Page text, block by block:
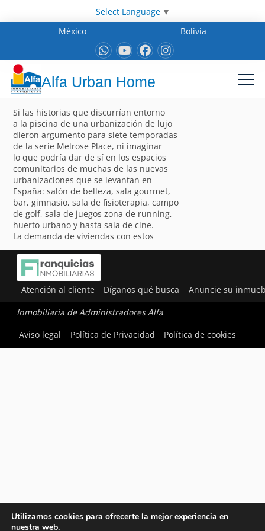
Select Language ▼
México
Bolivia
Alfa Urban Home
Si las historias que discurrían entorno
a la piscina de una urbanización de lujo
dieron argumento para siete temporadas
de la serie Melrose Place, ni imaginar
lo que podría dar de sí en los espacios
comunitarios de muchas de las nuevas
urbanizaciones que se levantan en
España: salón de belleza, sala gourmet,
bar, gimnasio, sala de fisioterapia, campo
de golf, sala de juegos zona de running,
huerto urbano y hasta sala de cine.
La demanda de viviendas con estos
Atención al cliente Díganos qué busca Anuncie su
Inmobiliaria de Administradores Alfa
Aviso legal
Política de Privacidad Política de cookies
Utilizamos cookies para ofrecerte la mejor experiencia en
nuestra web.